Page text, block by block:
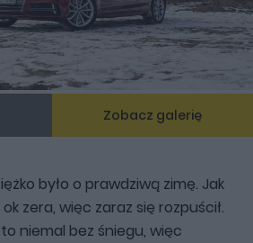
Zobacz galerię
było o prawdziwą zimę. Jak
zera, więc zaraz się rozpuścił.
niemal bez śniegu, więc